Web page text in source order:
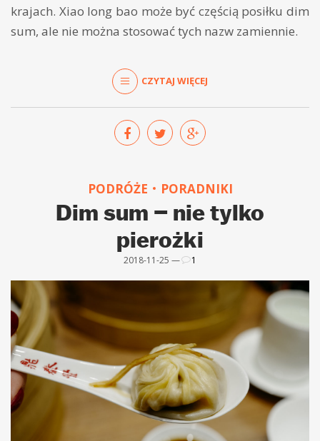
krajach. Xiao long bao może być częścią posiłku dim
sum, ale nie można stosować tych nazw zamiennie.
CZYTAJ WIĘCEJ
PODRÓŻE PORADNIKI
Dim sum – nie tylko
pierożki
2018-11-25 — 1